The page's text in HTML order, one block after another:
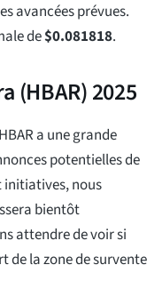
avancées prévues.
de$0.081818.
(HBAR) 2025
a une grande
potentielles de
nous
bientôt
attendre de voir si
de la zone de survente